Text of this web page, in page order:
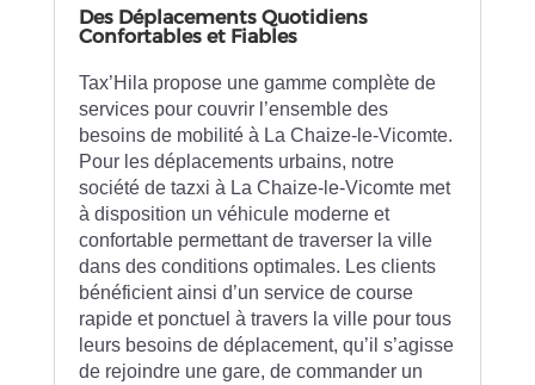
Des Déplacements Quotidiens
Confortables et Fiables
Tax’Hila propose une gamme complète de
services pour couvrir l’ensemble des
besoins de mobilité à La Chaize-le-Vicomte.
Pour les déplacements urbains, notre
société de tazxi à La Chaize-le-Vicomte met
à disposition un véhicule moderne et
confortable permettant de traverser la ville
dans des conditions optimales. Les clients
bénéficient ainsi d’un service de course
rapide et ponctuel à travers la ville pour tous
leurs besoins de déplacement, qu’il s’agisse
de rejoindre une gare, de commander un